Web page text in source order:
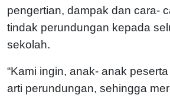
pengertian, dampak dan cara-
tindak perundungan kepada
sekolah.
“Kami ingin, anak- anak
arti perundungan, sehingga